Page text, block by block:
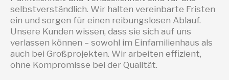
selbstverständlich. Wir halten vereinbarte Fristen
ein und sorgen für einen reibungslosen Ablauf.
Unsere Kunden wissen, dass sie sich auf uns
verlassen können – sowohl im Einfamilienhaus als
auch bei Großprojekten. Wir arbeiten effizient,
ohne Kompromisse bei der Qualität.